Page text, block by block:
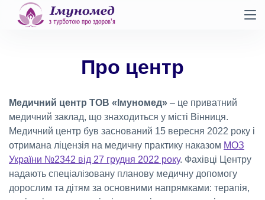
Про центр
Медичний центр ТОВ «Імуномед» – це приватний
медичний заклад, що знаходиться у місті Вінниця.
Медичний центр був заснований 15 вересня 2022 року і
отримана ліцензія на медичну практику наказом МОЗ
України №2342 від 27 грудня 2022 року. Фахівці Центру
надають спеціалізовану планову медичну допомогу
дорослим та дітям за основними напрямками: терапія,